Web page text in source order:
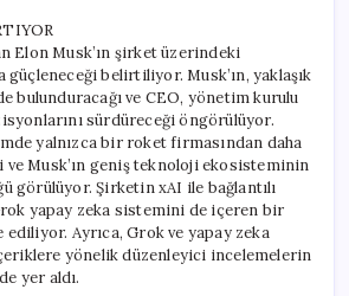
Elon Musk’ın şirket üzerindeki
belirtiliyor. Musk’ın, yaklaşık
bulunduracağı ve CEO, yönetim kurulu
sürdüreceği öngörülüyor.
yalnızca bir roket firmasından daha
ve Musk’ın geniş teknoloji ekosisteminin
görülüyor. Şirketin xAI ile bağlantılı
yapay zeka sistemini de içeren bir
Ayrıca, Grok ve yapay zeka
yönelik düzenleyici incelemelerin
yer aldı.